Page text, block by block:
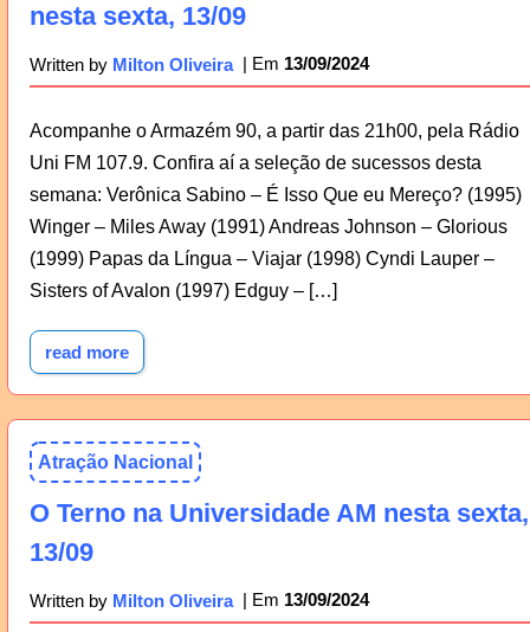
nesta sexta, 13/09
Written by Milton Oliveira 13/09/2024
Acompanhe o Armazém 90, a partir das 21h00, pela Rádio
Uni FM 107.9. Confira aí a seleção de sucessos desta
semana: Verônica Sabino – É Isso Que eu Mereço? (1995)
Winger – Miles Away (1991) Andreas Johnson – Glorious
(1999) Papas da Língua – Viajar (1998) Cyndi Lauper –
Sisters of Avalon (1997) Edguy – […]
read more
Atração Nacional
O Terno na Universidade AM nesta sexta,
13/09
Written by Milton Oliveira 13/09/2024